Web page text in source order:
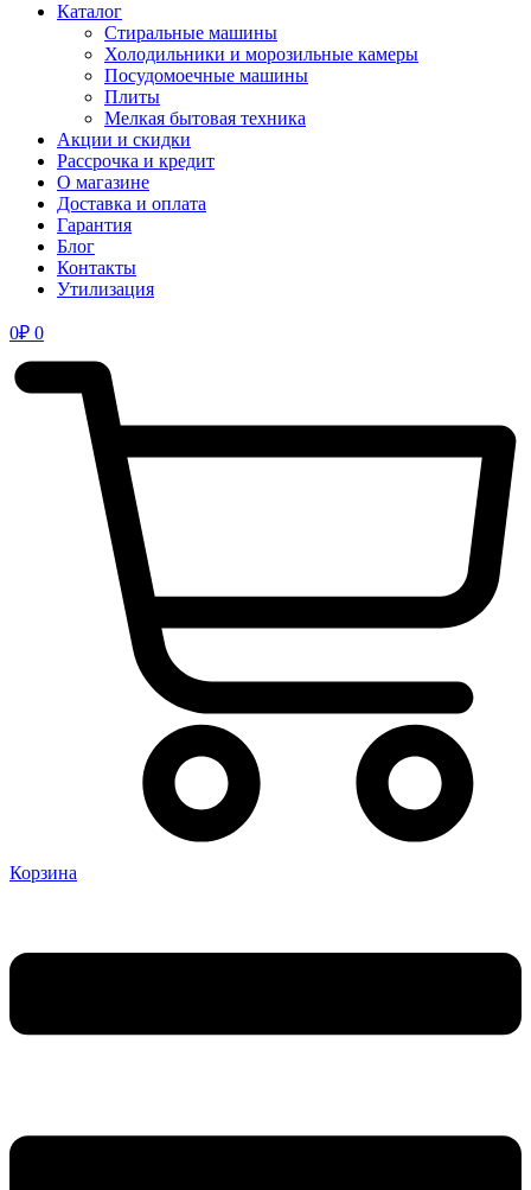
Каталог
Стиральные машины
Холодильники и морозильные камеры
Посудомоечные машины
Плиты
Мелкая бытовая техника
Акции и скидки
Рассрочка и кредит
О магазине
Доставка и оплата
Гарантия
Блог
Контакты
Утилизация
0₽ 0
Корзина